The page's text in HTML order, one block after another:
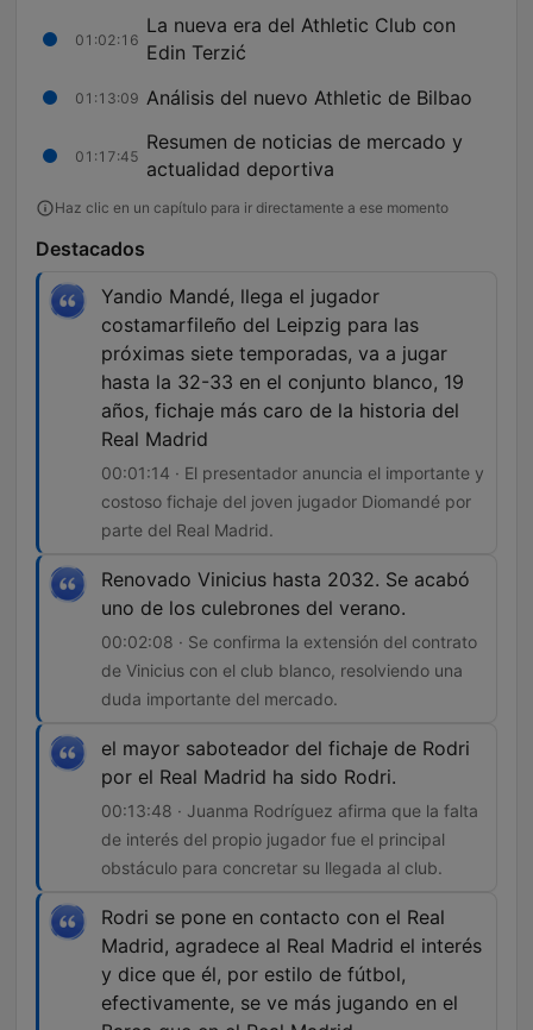
01:02:16
La nueva era del Athletic Club con
Edin Terzić
01:13:09 Análisis del nuevo Athletic de Bilbao
01:17:45
Resumen de noticias de mercado y
actualidad deportiva
Haz clic en un capítulo para ir directamente a ese momento
Destacados
Yandio Mandé, llega el jugador
costamarfileño del Leipzig para las
próximas siete temporadas, va a jugar
hasta la 32-33 en el conjunto blanco, 19
años, fichaje más caro de la historia del
Real Madrid
00:01:14 · El presentador anuncia el importante y
costoso fichaje del joven jugador Diomandé por
parte del Real Madrid.
Renovado Vinicius hasta 2032. Se acabó
uno de los culebrones del verano.
00:02:08 · Se confirma la extensión del contrato
de Vinicius con el club blanco, resolviendo una
duda importante del mercado.
el mayor saboteador del fichaje de Rodri
por el Real Madrid ha sido Rodri.
00:13:48 · Juanma Rodríguez afirma que la falta
de interés del propio jugador fue el principal
obstáculo para concretar su llegada al club.
Rodri se pone en contacto con el Real
Madrid, agradece al Real Madrid el interés
y dice que él, por estilo de fútbol,
efectivamente, se ve más jugando en el